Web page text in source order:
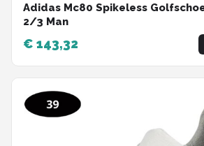
Adidas Mc80 Spikeless
2/3 Man
€ 143,32